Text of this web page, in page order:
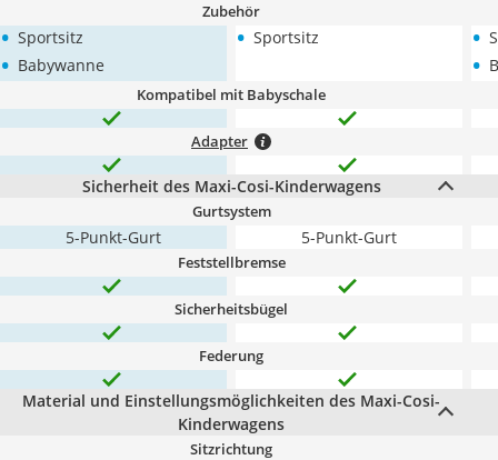
Zubehör
• Sportsitz
• Babywanne
• Sportsitz •
•
Kompatibel mit Babyschale
Adapter
Sicherheit des Maxi-Cosi-Kinderwagens
Gurtsystem
5-Punkt-Gurt 5-Punkt-Gurt
Feststellbremse
Sicherheitsbügel
Federung
Material und Einstellungsmöglichkeiten des Maxi-Cosi-
Kinderwagens
Sitzrichtung